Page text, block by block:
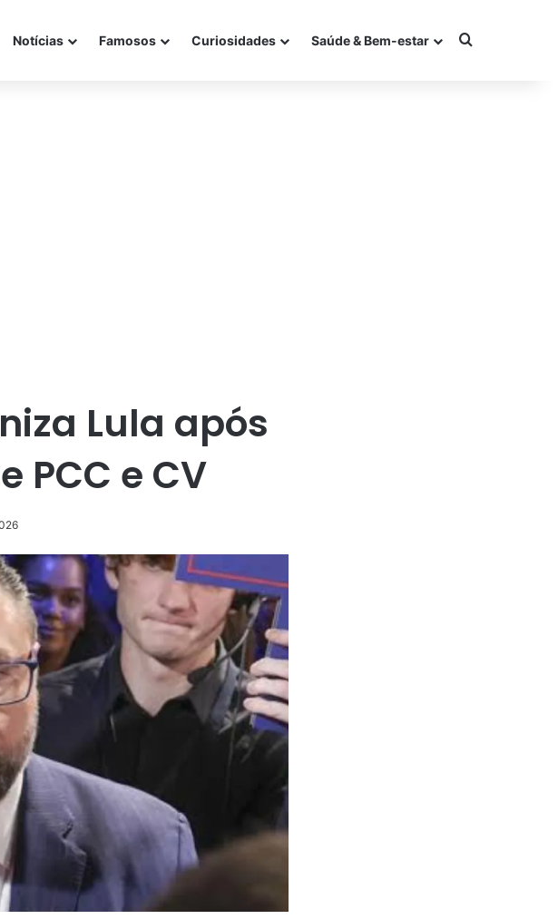
Notícias Famosos Curiosidades Saúde & Bem-estar Procurar por
Lula após
PCC e CV